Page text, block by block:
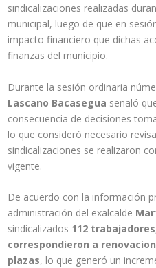
sindicalizaciones realizadas
municipal, luego de que en
impacto financiero que dichas
finanzas del municipio.
Durante la sesión ordinaria
Lascano Bacasegua señaló
consecuencia de decisiones
lo que consideró necesario
sindicalizaciones se realizaron
vigente.
De acuerdo con la información
administración del exalcalde
sindicalizados 112 trabajadores
correspondieron a
plazas, lo que generó un